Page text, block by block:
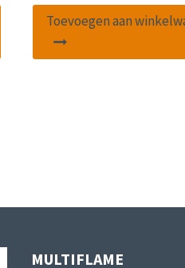
Toevoegen aan
MULTIFLAME